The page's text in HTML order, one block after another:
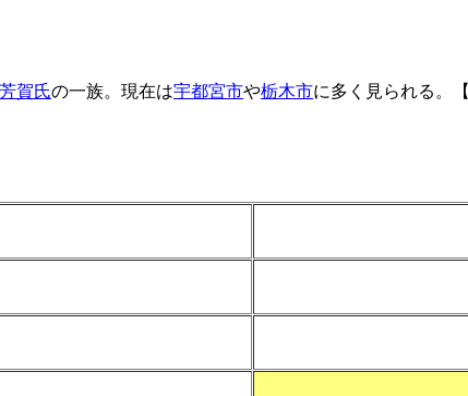
芳賀氏の一族。現在は宇都宮市や栃木市に多く見られる。【